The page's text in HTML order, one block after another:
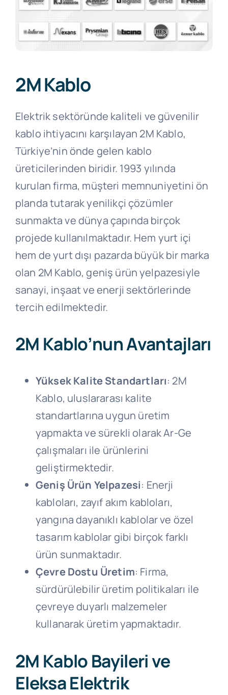
İnsan Kaynakları
Teklif İsteyin
2M Kablo
Elektrik sektöründe kaliteli ve güvenilir
kablo ihtiyacını karşılayan 2M Kablo,
Türkiye’nin önde gelen kablo
üreticilerinden biridir. 1993 yılında
kurulan firma, müşteri memnuniyetini ön
planda tutarak yenilikçi çözümler
sunmakta ve dünya çapında birçok
projede kullanılmaktadır. Hem yurt içi
hem de yurt dışı pazarda büyük bir marka
olan 2M Kablo, geniş ürün yelpazesiyle
sanayi, inşaat ve enerji sektörlerinde
tercih edilmektedir.
2M Kablo’nun Avantajları
Yüksek Kalite Standartları: 2M
Kablo, uluslararası kalite
standartlarına uygun üretim
yapmakta ve sürekli olarak Ar-Ge
çalışmaları ile ürünlerini
geliştirmektedir.
Geniş Ürün Yelpazesi: Enerji
kabloları, zayıf akım kabloları,
yangına dayanıklı kablolar ve özel
tasarım kablolar gibi birçok farklı
ürün sunmaktadır.
Çevre Dostu Üretim: Firma,
sürdürülebilir üretim politikaları ile
çevreye duyarlı malzemeler
kullanarak üretim yapmaktadır.
2M Kablo Bayileri ve
Eleksa Elektrik